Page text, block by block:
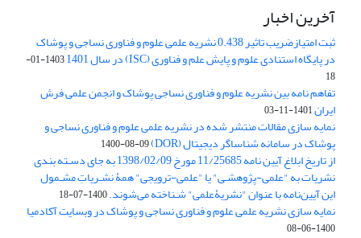
آخرین اخبار
ثبت امتیازضریب تاثیر 0.438 نشریه علمی علوم و فناوری نساجی و پوشاک
در پایگاه استنادی علوم و پایش علم و فناوری (ISC) در سال 1401
1403-01-
18
تفاهم نامه بین نشریه علوم و فناوری نساجی پوشاک و انجمن علمی فرش
ایران1401-11-03
نمایه سازی مقالات منتشر شده در نشریه علمی علوم و فناوری نساجی و
پوشاک در سامانه شناساگر دیجیتال (DOR) 1400-08-09
از تاریخ ابلاغ آیین نامه 11/25685 مورخ 1398/02/09 به جای دسـته بندی
نشریات به "علمی-پژوهشـی" یا "علمی-ترویجی" همۀ نشـریاتِ مشـمول
این آیین‌نامه با عنوان "نشریۀعلمی" شـناخته می‌شوند.1400-07-18
نمایه سازی نشریه علمی علوم و فناوری نساجی و پوشاک در وبسایت آکادمیا
1400-06-08